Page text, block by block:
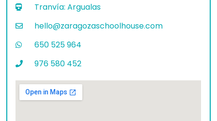
Tranvía: Argualas
hello@zaragozaschoolhouse.com
650 525 964
976 580 452